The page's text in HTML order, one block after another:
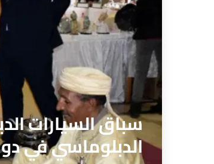
الدبلوماسي في